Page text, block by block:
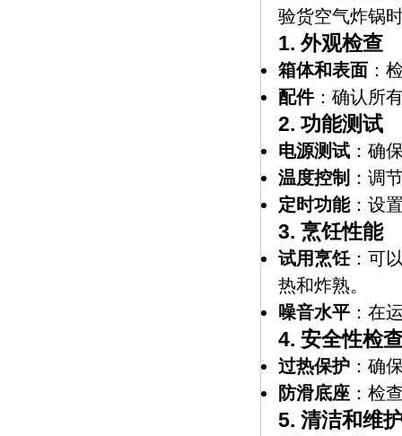
验货空气炸锅
1. 外观检查
箱体和表面 ：
配件：确认所
2. 功能测试
电源测试 ：确
温度控制 ：调
定时功能：设
3. 烹饪性能
试用烹饪：可
热和炸熟。
噪音水平 ：在
4. 安全性检
过热保护 ：确
防滑底座 ：检
5. 清洁和维